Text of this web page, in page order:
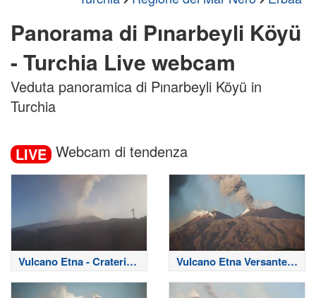
Panorama di Pınarbeyli Köyü
- Turchia Live webcam
Veduta panoramica di Pınarbeyli Köyü in
Turchia
LIVE Webcam di tendenza
Vulcano Etna - Crateri
Sommitali
Vulcano Etna Versante
Nord